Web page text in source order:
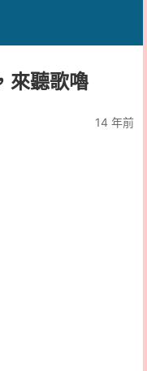
來聽歌嚕
14 年前